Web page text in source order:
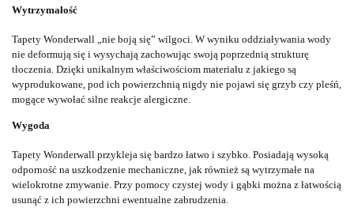
Wytrzymałość
Tapety Wonderwall „nie boją się” wilgoci. W wyniku oddziaływania wody
nie deformują się i wysychają zachowując swoją poprzednią strukturę
tłoczenia. Dzięki unikalnym właściwościom materiału z jakiego są
wyprodukowane, pod ich powierzchnią nigdy nie pojawi się grzyb czy pleśń,
mogące wywołać silne reakcje alergiczne.
Wygoda
Tapety Wonderwall przykleja się bardzo łatwo i szybko. Posiadają wysoką
odporność na uszkodzenie mechaniczne, jak również są wytrzymałe na
wielokrotne zmywanie. Przy pomocy czystej wody i gąbki można z łatwością
usunąć z ich powierzchni ewentualne zabrudzenia.